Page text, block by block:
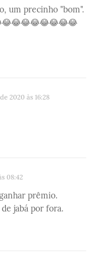
um precinho "bom".
2020 às 16:28
08:42
prêmio.
jabá por fora.